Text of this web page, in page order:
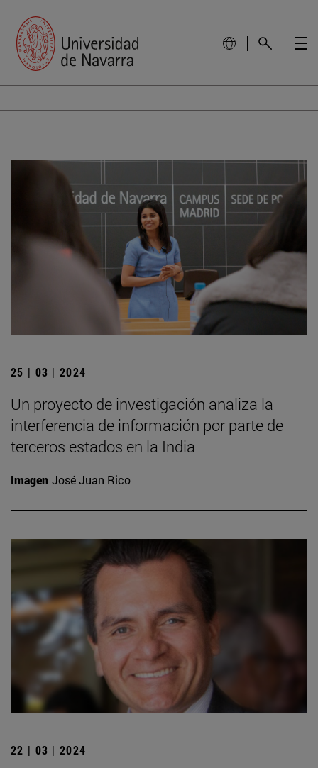
25 | 03 | 2024
Un proyecto de investigación analiza la
interferencia de información por parte de
terceros estados en la India
Imagen José Juan Rico
22 | 03 | 2024